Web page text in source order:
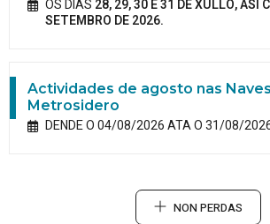
OS DÍAS 28, 29, 30 E 31 DE XULLO, ASÍ
SETEMBRO DE 2026.
Actividades de agosto nas
Metrosidero
DENDE O 04/08/2026 ATA O 31/08/
NON PERDAS